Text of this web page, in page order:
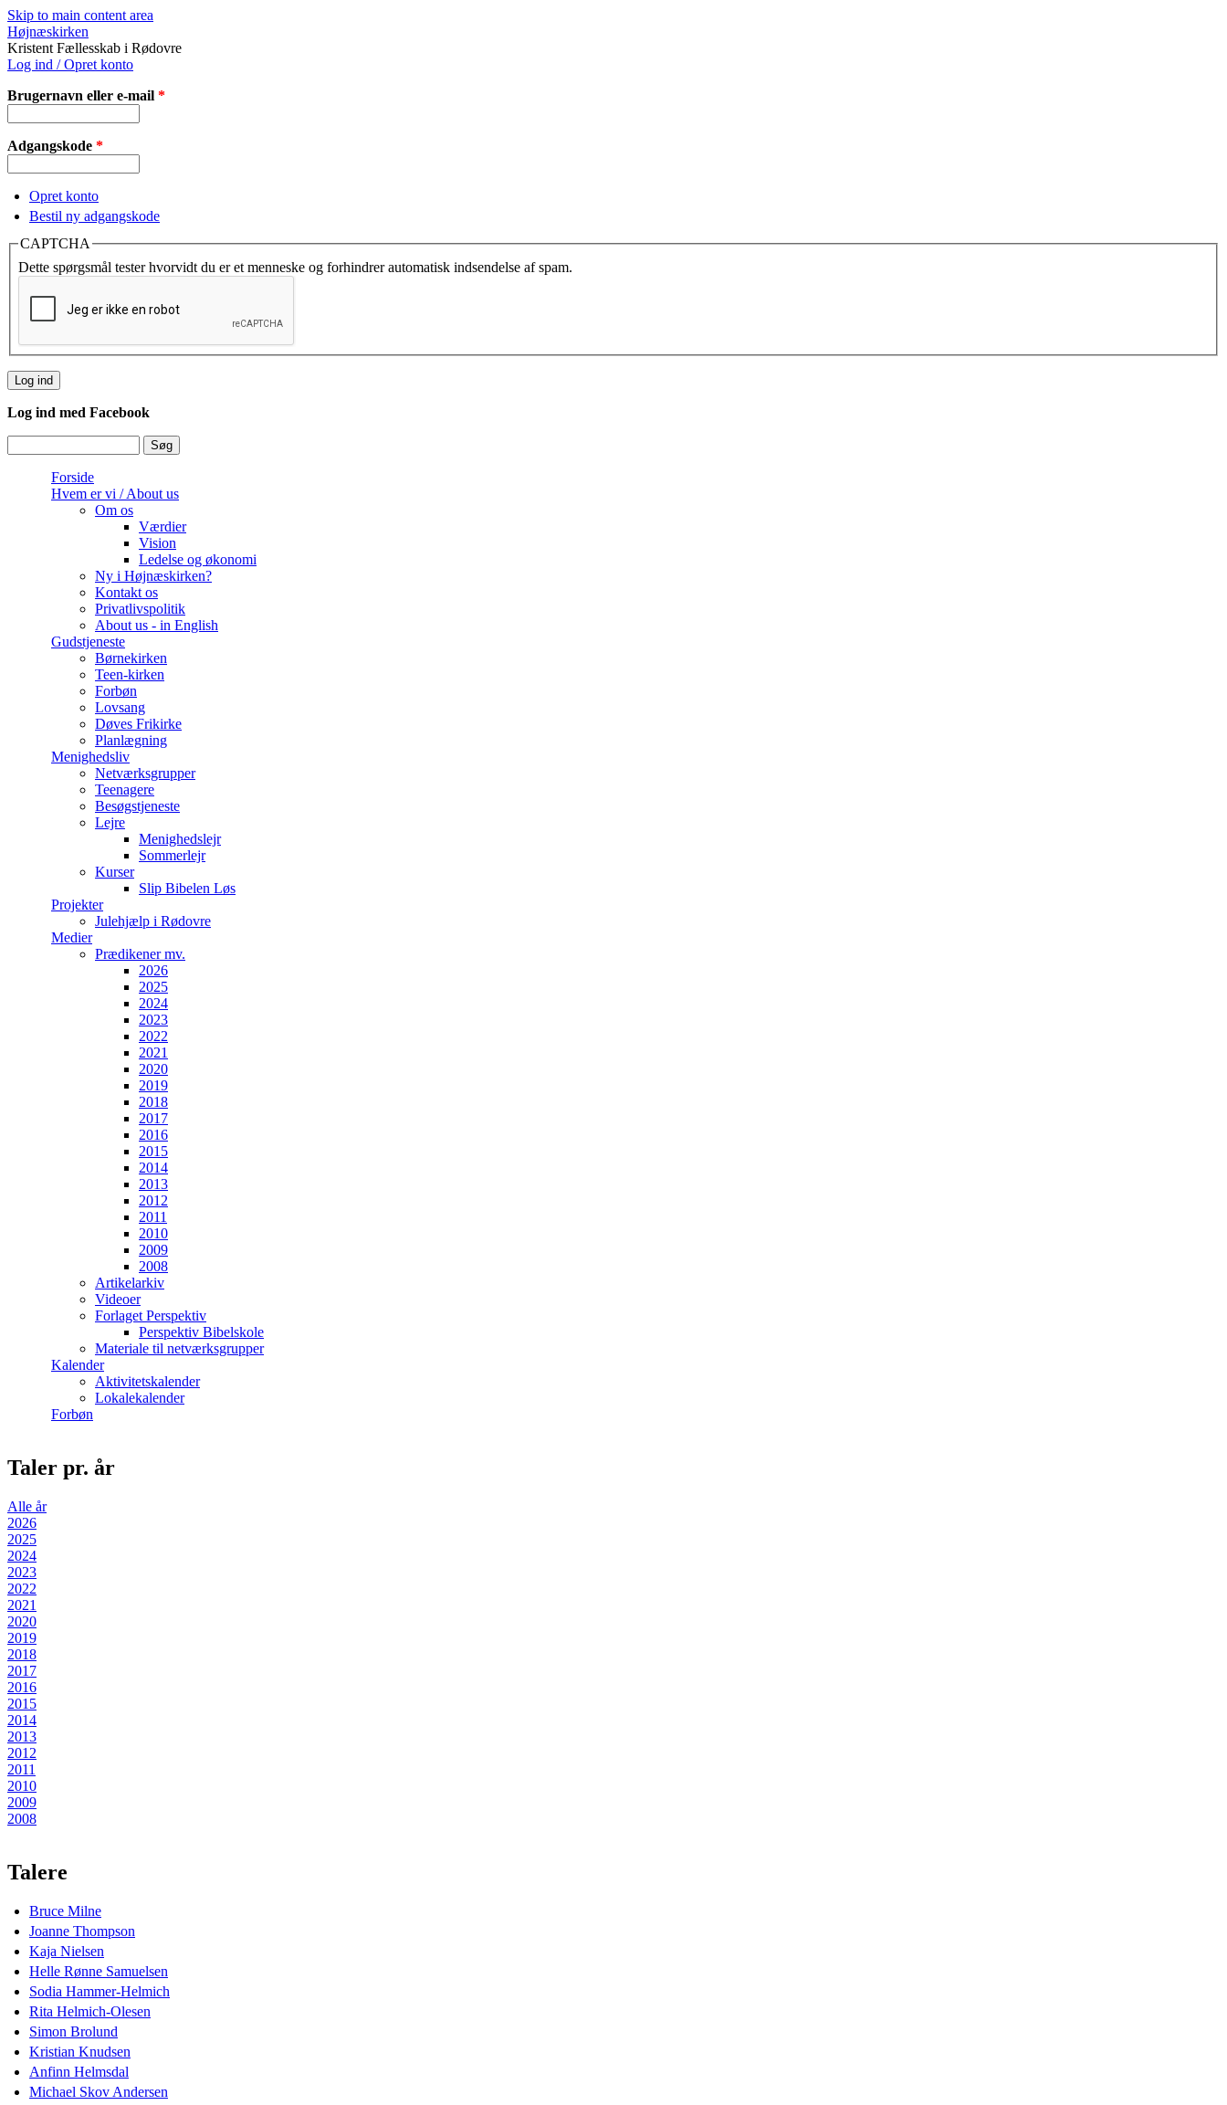
Skip to main content area
Højnæskirken
Kristent Fællesskab i Rødovre
Log ind / Opret konto
Brugernavn eller e-mail *
Adgangskode *
Opret konto
Bestil ny adgangskode
CAPTCHA
Dette spørgsmål tester hvorvidt du er et menneske og forhindrer automatisk indsendelse af spam.
Log ind med Facebook
Forside
Hvem er vi / About us
Om os
Værdier
Vision
Ledelse og økonomi
Ny i Højnæskirken?
Kontakt os
Privatlivspolitik
About us - in English
Gudstjeneste
Børnekirken
Teen-kirken
Forbøn
Lovsang
Døves Frikirke
Planlægning
Menighedsliv
Netværksgrupper
Teenagere
Besøgstjeneste
Lejre
Menighedslejr
Sommerlejr
Kurser
Slip Bibelen Løs
Projekter
Julehjælp i Rødovre
Medier
Prædikener mv.
2026
2025
2024
2023
2022
2021
2020
2019
2018
2017
2016
2015
2014
2013
2012
2011
2010
2009
2008
Artikelarkiv
Videoer
Forlaget Perspektiv
Perspektiv Bibelskole
Materiale til netværksgrupper
Kalender
Aktivitetskalender
Lokalekalender
Forbøn
Taler pr. år
Alle år
2026
2025
2024
2023
2022
2021
2020
2019
2018
2017
2016
2015
2014
2013
2012
2011
2010
2009
2008
Talere
Bruce Milne
Joanne Thompson
Kaja Nielsen
Helle Rønne Samuelsen
Sodia Hammer-Helmich
Rita Helmich-Olesen
Simon Brolund
Kristian Knudsen
Anfinn Helmsdal
Michael Skov Andersen